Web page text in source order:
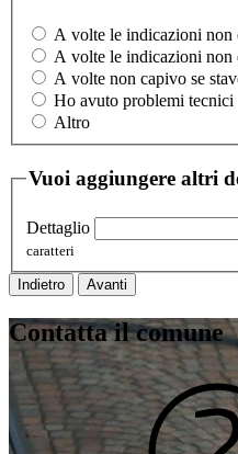
A volte le indicazioni non
A volte le indicazioni non
A volte non capivo se
Ho avuto problemi tecnici
Altro
Vuoi aggiungere altri
Dettaglio
caratteri
Indietro Avanti
Contatta il comune